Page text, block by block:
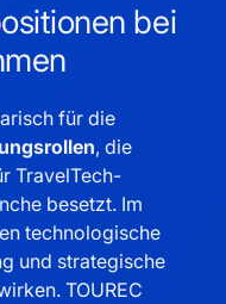
bei
für die
, die
TravelTech-
besetzt. Im
technologische
und strategische
TOUREC